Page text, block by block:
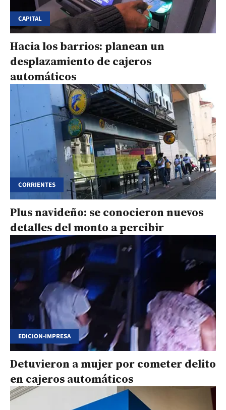
CAPITAL
Hacia los barrios: planean un
desplazamiento de cajeros
automáticos
CORRIENTES
Plus navideño: se conocieron nuevos
detalles del monto a percibir
EDICION-IMPRESA
Detuvieron a mujer por cometer delito
en cajeros automáticos